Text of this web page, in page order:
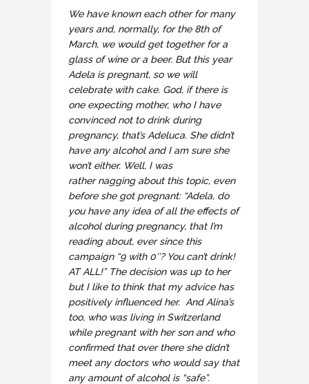
We have known each other for many
years and, normally, for the 8th of
March, we would get together for a
glass of wine or a beer. But this year
Adela is pregnant, so we will
celebrate with cake. God, if there is
one expecting mother, who I have
convinced not to drink during
pregnancy, that’s Adeluca. She didn’t
have any alcohol and I am sure she
won’t either. Well, I was
rather nagging about this topic, even
before she got pregnant: “Adela, do
you have any idea of all the effects of
alcohol during pregnancy, that I’m
reading about, ever since this
campaign “9 with 0″? You can’t drink!
AT ALL!” The decision was up to her
but I like to think that my advice has
positively influenced her. And Alina’s
too, who was living in Switzerland
while pregnant with her son and who
confirmed that over there she didn’t
meet any doctors who would say that
any amount of alcohol is “safe”.